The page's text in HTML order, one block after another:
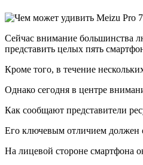
Сейчас внимание большинства
представить целых пять
Кроме того, в течение
Однако сегодня в центре
Как сообщают представители
Его ключевым отличием должен
На лицевой стороне смартфона